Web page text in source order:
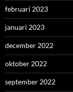
februari 2023
januari 2023
december 2022
oktober 2022
september 2022